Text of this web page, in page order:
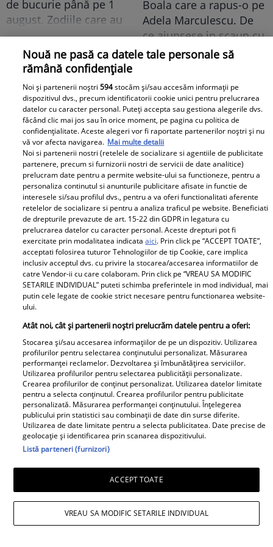
de bucurie până pe 1
august. Zodiile care au
parte de belșug din plin
Boala care a rapus-o pe
Adela Marculescu. De
ce ajunsese in scaun cu
rotile: &quot;In urma cu
un an...&quot; Vezi mai
mult
Primele cuvinte ale
mamei lui Rares Cojoc
dupa divortul de
Andreea Popescu. Ce i-a
comentat public fostei
nurori
Doliu în familia lui Miraj
Tzunami! Fiica artistului
și-a luat rămas-bun
printr-un mesaj dureros
Retete
Salată de dovlecei cu
iaurt și usturoi – rețeta
perfectă pentru vară
Înghețată de pepene
roșu - desertul verii
pentru toată familia
mai simplă rețetă și cea
mai gustoasă
ardei necopt – zacusca
leneșului
Nouă ne pasă ca datele tale personale să
rămână confidențiale
Noi și partenerii noștri594stocăm și/sau accesăm informații pe
dispozitivul dvs., precum identificatorii cookie unici pentru prelucrarea
datelor cu caracter personal. Puteți accepta sau gestiona alegerile dvs.
făcând clic mai jos sau în orice moment, pe pagina cu politica de
confidențialitate. Aceste alegeri vor fi raportate partenerilor noștri și nu
vă vor afecta navigarea. Mai multe detalii
Noi si partenerii nostri (retelele de socializare si agentiile de publicitate
partenere, precum si furnizorii nostri de servicii de date analitice)
prelucram date pentru a permite website-ului sa functioneze, pentru a
personaliza continutul si anunturile publicitare afisate in functie de
interesele si/sau profilul dvs., pentru a va oferi functionalitati aferente
retelelor de socializare si pentru a analiza traficul pe website. Beneficiati
de drepturile prevazute de art. 15-22 din GDPR in legatura cu
prelucrarea datelor cu caracter personal. Aceste drepturi pot fi
exercitate prin modalitatea indicataaici. Prin click pe “ACCEPT TOATE”,
acceptati folosirea tuturor Tehnologiilor de tip Cookie, care implica
inclusiv acceptul dvs. cu privire la stocarea/accesarea informatiilor de
catre Vendor-ii cu care colaboram. Prin click pe “VREAU SA MODIFIC
SETARILE INDIVIDUAL” puteti schimba preferintele in mod individual, mai
putin cele legate de cookie strict necesare pentru functionarea website-
ului.
Atât noi, cât și partenerii noștri prelucrăm datele pentru a oferi:
Stocarea și/sau accesarea informațiilor de pe un dispozitiv. Utilizarea
profilurilor pentru selectarea conținutului personalizat. Măsurarea
performanței reclamelor. Dezvoltarea și îmbunătățirea serviciilor.
Utilizarea profilurilor pentru selectarea publicității personalizate.
Crearea profilurilor de conținut personalizat. Utilizarea datelor limitate
pentru a selecta conținutul. Crearea profilurilor pentru publicitate
personalizată. Măsurarea performanței conținutului. Înțelegerea
publicului prin statistici sau combinații de date din surse diferite.
Utilizarea de date limitate pentru a selecta publicitatea. Date precise de
geolocație și identificarea prin scanarea dispozitivului.
Listă parteneri (furnizori)
ACCEPT TOATE
VREAU SA MODIFIC SETARILE INDIVIDUAL